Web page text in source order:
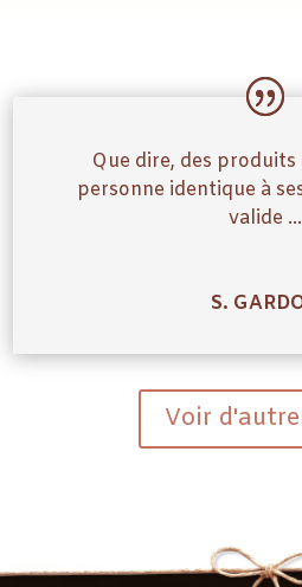
Que dire, des
personne identique à
valide …
S.
Voir